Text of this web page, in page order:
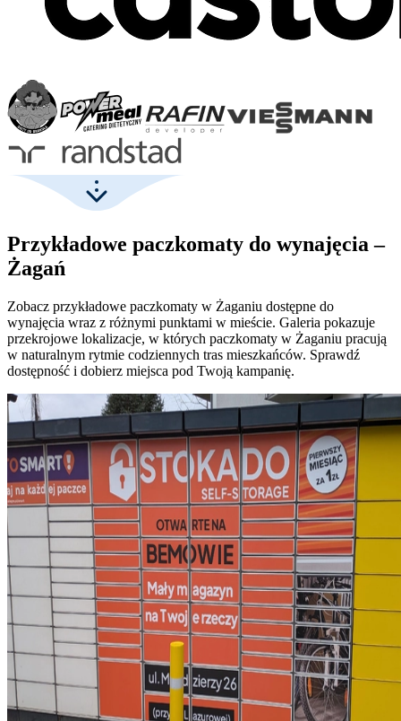
Przykładowe paczkomaty do wynajęcia –
Żagań
Zobacz przykładowe paczkomaty w Żaganiu dostępne do
wynajęcia wraz z różnymi punktami w mieście. Galeria pokazuje
przekrojowe lokalizacje, w których paczkomaty w Żaganiu pracują
w naturalnym rytmie codziennych tras mieszkańców. Sprawdź
dostępność i dobierz miejsca pod Twoją kampanię.